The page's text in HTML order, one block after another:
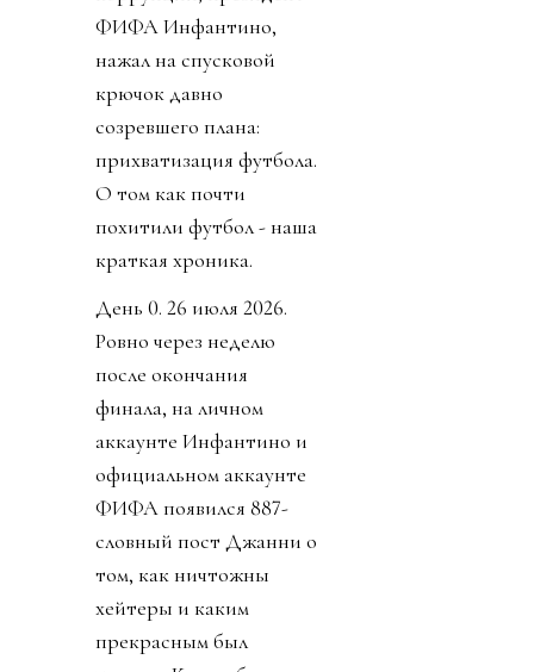
ФИФА Инфантино,
нажал на спусковой
крючок давно
созревшего плана:
прихватизация футбола.
О том как почти
похитили футбол - наша
краткая хроника.
День 0. 26 июля 2026.
Ровно через неделю
после окончания
финала, на личном
аккаунте Инфантино и
официальном аккаунте
ФИФА появился 887-
словный пост Джанни о
том, как ничтожны
хейтеры и каким
прекрасным был